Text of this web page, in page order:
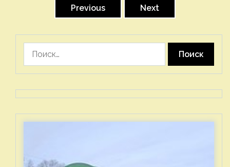
Previous Next